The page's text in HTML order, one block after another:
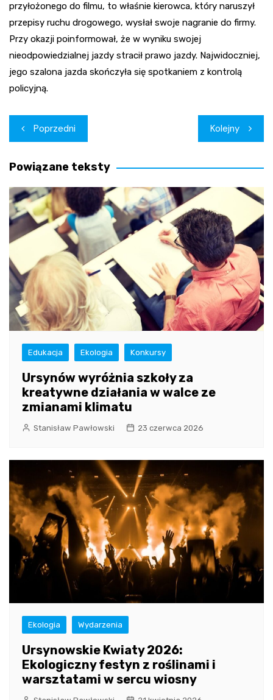
przyłożonego do filmu, to właśnie kierowca, który naruszył
przepisy ruchu drogowego, wysłał swoje nagranie do firmy.
Przy okazji poinformował, że w wyniku swojej
nieodpowiedzialnej jazdy stracił prawo jazdy. Najwidoczniej,
jego szalona jazda skończyła się spotkaniem z kontrolą
policyjną.
Nawigacja
wpisu
Poprzedni Kolejny
Powiązane teksty
Edukacja Ekologia Konkursy
Ursynów wyróżnia szkoły za
kreatywne działania w walce ze
zmianami klimatu
Stanisław Pawłowski 23 czerwca 2026
Ekologia Wydarzenia
Ursynowskie Kwiaty 2026:
Ekologiczny festyn z roślinami i
warsztatami w sercu wiosny